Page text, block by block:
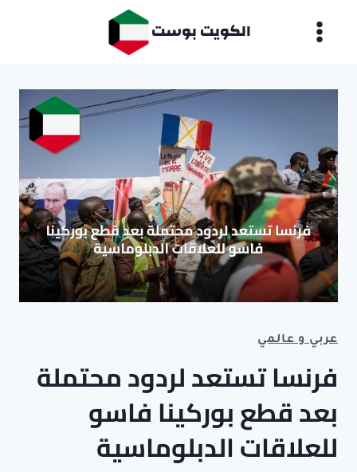
الكويت بوست
عربي و عالمي
فرنسا تستعد لردود محتملة
بعد قطع بوركينا فاسو
للعلاقات الدبلوماسية